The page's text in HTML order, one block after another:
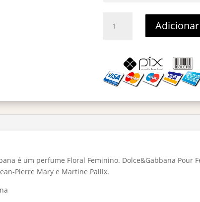
Femme
Eau
De
2ml
é um perfume Floral Feminino. Dolce&Gabbana Pour
Pierre Mary e Martine Pallix.